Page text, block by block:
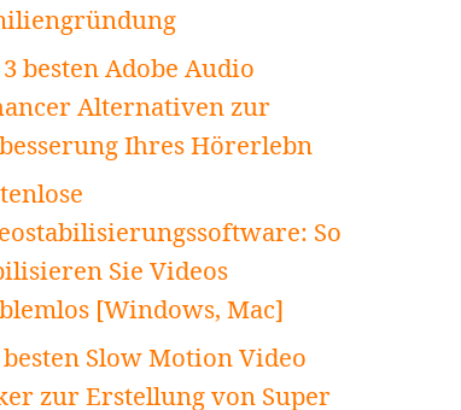
besten Adobe Audio
Alternativen zur
Ihres Hörerlebn
So
Sie Videos
[Windows, Mac]
Slow Motion Video
zur Erstellung von Super